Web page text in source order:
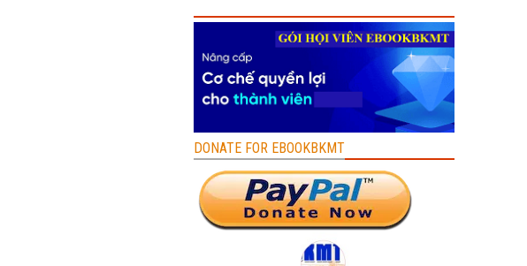
DONATE FOR EBOOKBKMT